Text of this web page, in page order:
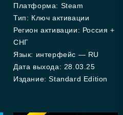
Платформа: Steam
Тип: Ключ активации
Регион активации: Россия +
СНГ
Язык: интерфейс — RU
Дата выхода: 28.03.25
Издание: Standard Edition